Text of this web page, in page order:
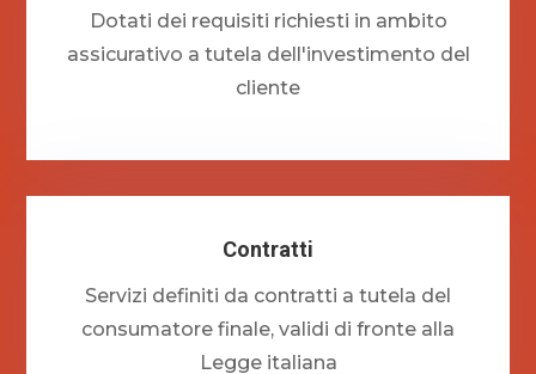
Dotati dei requisiti richiesti in ambito
assicurativo a tutela dell'investimento del
cliente
Contratti
Servizi definiti da contratti a tutela del
consumatore finale, validi di fronte alla
Legge italiana